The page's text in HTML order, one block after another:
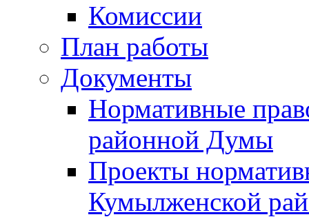
Комиссии
План работы
Документы
Нормативные
районной Думы
Проекты
Кумылженской